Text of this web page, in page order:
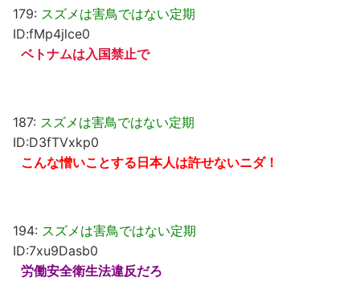
179: スズメは害鳥ではない定期
ID:fMp4jlce0
ベトナムは入国禁止で
187: スズメは害鳥ではない定期
ID:D3fTVxkp0
こんな憎いことする日本人は許せないニダ！
194: スズメは害鳥ではない定期
ID:7xu9Dasb0
労働安全衛生法違反だろ